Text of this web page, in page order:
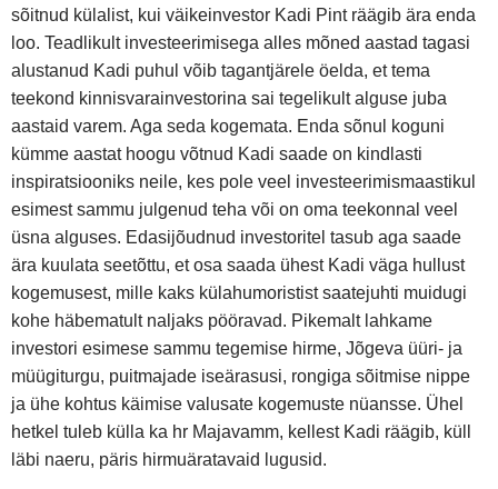
sõitnud külalist, kui väikeinvestor Kadi Pint räägib ära enda
loo. Teadlikult investeerimisega alles mõned aastad tagasi
alustanud Kadi puhul võib tagantjärele öelda, et tema
teekond kinnisvarainvestorina sai tegelikult alguse juba
aastaid varem. Aga seda kogemata. Enda sõnul koguni
kümme aastat hoogu võtnud Kadi saade on kindlasti
inspiratsiooniks neile, kes pole veel investeerimismaastikul
esimest sammu julgenud teha või on oma teekonnal veel
üsna alguses. Edasijõudnud investoritel tasub aga saade
ära kuulata seetõttu, et osa saada ühest Kadi väga hullust
kogemusest, mille kaks külahumoristist saatejuhti muidugi
kohe häbematult naljaks pööravad. Pikemalt lahkame
investori esimese sammu tegemise hirme, Jõgeva üüri- ja
müügiturgu, puitmajade iseärasusi, rongiga sõitmise nippe
ja ühe kohtus käimise valusate kogemuste nüansse. Ühel
hetkel tuleb külla ka hr Majavamm, kellest Kadi räägib, küll
läbi naeru, päris hirmuäratavaid lugusid.